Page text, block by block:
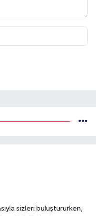
sizleri buluştururken,